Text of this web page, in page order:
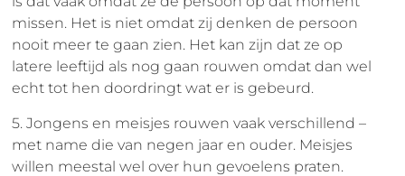
missen. Het is niet omdat zij denken de persoon
nooit meer te gaan zien. Het kan zijn dat ze op
latere leeftijd als nog gaan rouwen omdat dan wel
echt tot hen doordringt wat er is gebeurd.
5. Jongens en meisjes rouwen vaak verschillend –
met name die van negen jaar en ouder. Meisjes
willen meestal wel over hun gevoelens praten.